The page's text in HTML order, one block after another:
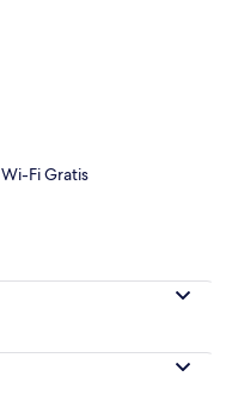
Wi-Fi Gratis